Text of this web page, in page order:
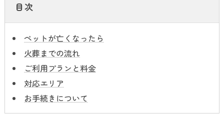
目次
ペットが亡くなったら
火葬までの流れ
ご利用プランと料金
対応エリア
お手続きについて